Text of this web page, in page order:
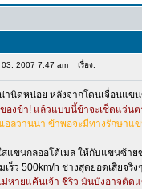
2007 7:47 am เรื่อง:
านิดหน่อย หลังจากโดนเจื๋อนแข
องข้า! แล้วแบบนี้ข้าจะเช็ดแว่นต
อลวานน่า ข้าพอจะมีทางรักษาแ
ส่แขนกลออโต้เมล ให้กับแขนซ้า
ร็ว 500km/h ช่างสุดยอดเสียจริงๆ
ม่หายแค้นเจ้า ชีริว มันบังอาจตั